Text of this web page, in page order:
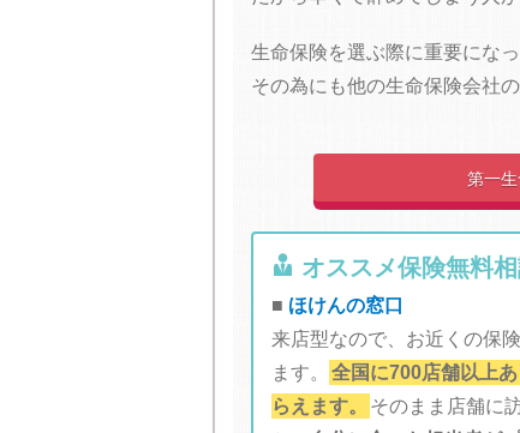
生命保険を選ぶ際に重要にな
その為にも他の生命保険会社
第一
 オススメ保険無料
■ ほけんの窓口
来店型なので、お近くの保
ます。
全国に700店舗以上
らえます。
そのまま店舗に